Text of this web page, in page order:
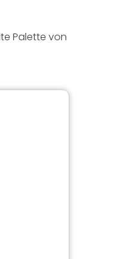
Palette von